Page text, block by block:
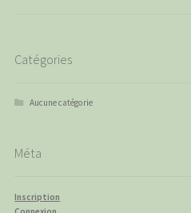
Catégories
Aucune catégorie
Méta
Inscription